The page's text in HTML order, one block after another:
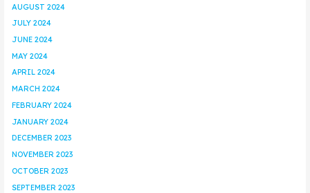
AUGUST 2024
JULY 2024
JUNE 2024
MAY 2024
APRIL 2024
MARCH 2024
FEBRUARY 2024
JANUARY 2024
DECEMBER 2023
NOVEMBER 2023
OCTOBER 2023
SEPTEMBER 2023